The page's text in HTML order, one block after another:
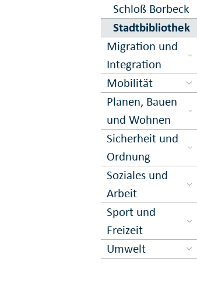
Schloß Borbeck
Stadtbibliothek
Migration und
Inte­gration
Mobilität
Planen, Bauen
und Wohnen
Sicher­heit und
Ord­nung
Soziales und
Arbeit
Sport und
Freizeit
Umwelt